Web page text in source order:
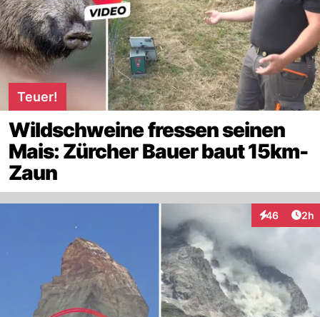
Teuer!
Wildschweine fressen seinen
Mais: Zürcher Bauer baut 15km-
Zaun
46
Interaktionen
2h